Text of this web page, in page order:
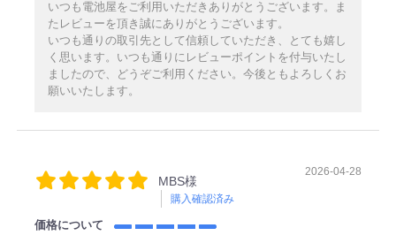
いつも電池屋をご利用いただきありがとうございます。ま
たレビューを頂き誠にありがとうございます。
いつも通りの取引先として信頼していただき、とても嬉し
く思います。いつも通りにレビューポイントを付与いたし
ましたので、どうぞご利用ください。今後ともよろしくお
願いいたします。
MBS様
購入確認済み
2026-04-28
価格について